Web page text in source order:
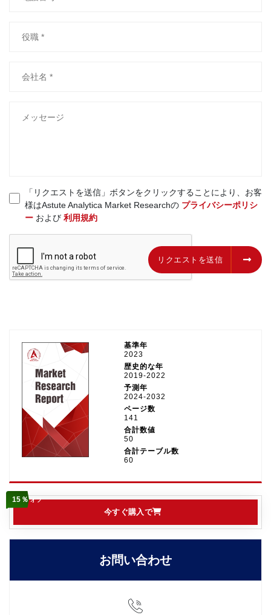
「リクエストを送信」ボタンをクリックすることにより、お客
様はAstute Analytica Market Researchの プライバシーポリシ
ーおよび 利用規約
リクエストを送信 リクエストを送信
基準年
2023
歴史的な年
2019-2022
予測年
2024-2032
ページ数
141
合計数値
50
合計テーブル数
60
今すぐ購入で
15％オフ
お問い合わせ